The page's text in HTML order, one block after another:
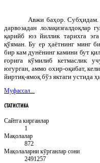
Авжи баҳор.
дарвозадан лолақизғалдоқлар
қарийб юз йиллик тарихга
қўяман. Бу ер ҳаётнинг минг
бир кам дунёнинг камини бут
ғорига кўмилиб кетмаслик
югурган, аммо охир-оқибат,
йиртиқ-ямоқ бўз яктаги устида
Муфассал...
СТАТИСТИКА
Сайтга кирганлар
1
Мақолалар
872
Мақолаларни кӯрганлар сони
2491257